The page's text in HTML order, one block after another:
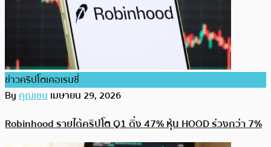
ข่าวคริปโตเคอเรนซี่
Byคุณเชนเมษายน 29, 2026
Robinhood รายได้คริปโต Q1 ดิ่ง 47% หุ้น HOOD ร่วงกว่า 7%